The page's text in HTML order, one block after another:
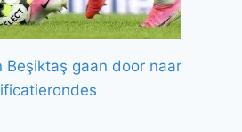
Beşiktaş gaan door naar